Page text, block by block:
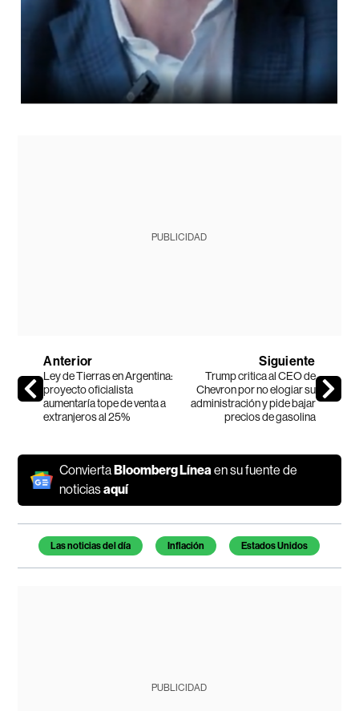
PUBLICIDAD
Anterior
Ley de Tierras en Argentina:
proyecto oficialista
aumentaría tope de venta a
extranjeros al 25%
Siguiente
Trump critica al CEO de
Chevron por no elogiar su
administración y pide bajar
precios de gasolina
ConviertaBloomberg Líneaen su fuente de
noticiasaquí
Temas de este artículo
Las noticias del día Inflación Estados Unidos
PUBLICIDAD